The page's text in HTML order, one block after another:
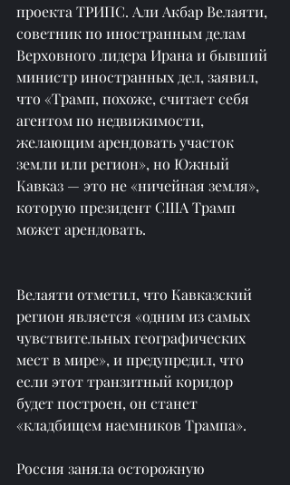
проекта ТРИПС. Али Акбар Велаяти,
советник по иностранным делам
Верховного лидера Ирана и бывший
министр иностранных дел, заявил,
что «Трамп, похоже, считает себя
агентом по недвижимости,
желающим арендовать участок
земли или регион», но Южный
Кавказ — это не «ничейная земля»,
которую президент США Трамп
может арендовать.
Велаяти отметил, что Кавказский
регион является «одним из самых
чувствительных географических
мест в мире», и предупредил, что
если этот транзитный коридор
будет построен, он станет
«кладбищем наемников Трампа».
Россия заняла осторожную